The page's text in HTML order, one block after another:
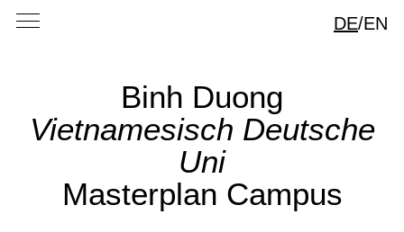
DE/EN
Binh Duong
Vietnamesisch Deutsche
Uni
Masterplan Campus